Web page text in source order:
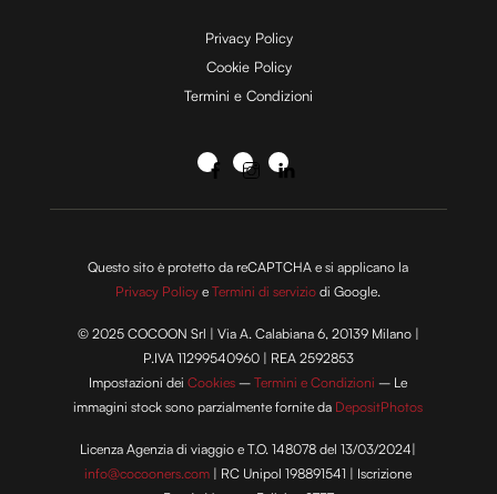
Privacy Policy
Cookie Policy
Termini e Condizioni
Questo sito è protetto da reCAPTCHA e si applicano la
Privacy Policy eTermini di servizio di Google.
© 2025 COCOON Srl | Via A. Calabiana 6, 20139 Milano |
P.IVA 11299540960 | REA 2592853
Impostazioni deiCookies –Termini e Condizioni – Le
immagini stock sono parzialmente fornite da DepositPhotos
Licenza Agenzia di viaggio e T.O. 148078 del 13/03/2024|
info@cocooners.com | RC Unipol 198891541 | Iscrizione